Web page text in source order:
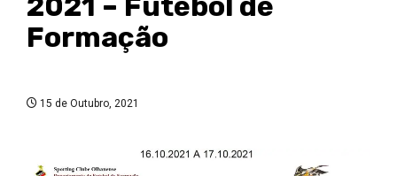
Formação
15 de Outubro, 2021